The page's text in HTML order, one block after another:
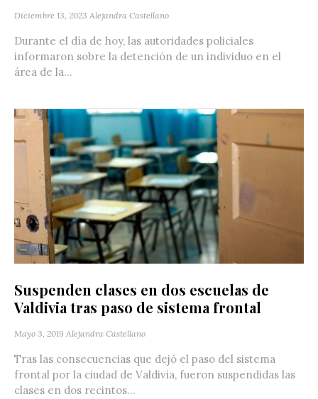
Diciembre 13, 2023 Alejandra Castellano
Durante el día de hoy, las autoridades policiales
informaron sobre la detención de un individuo en el
área de la...
Suspenden clases en dos escuelas de
Valdivia tras paso de sistema frontal
Mayo 3, 2019 Alejandra Castellano
Tras las consecuencias que dejó el paso del sistema
frontal por la ciudad de Valdivia, fueron suspendidas las
clases en dos recintos...